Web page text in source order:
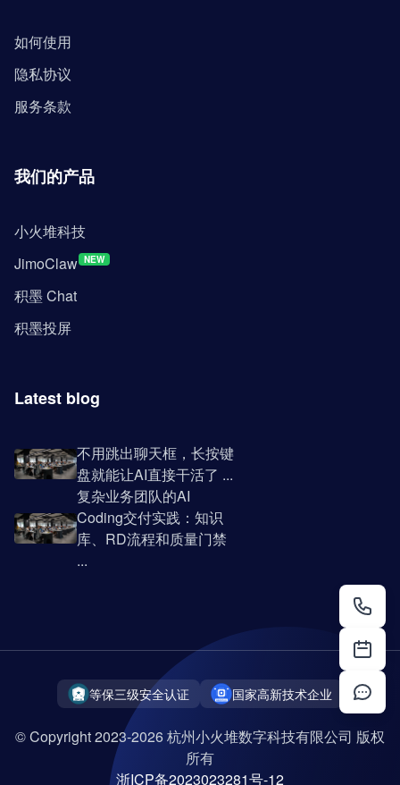
如何使用
隐私协议
服务条款
我们的产品
小火堆科技
JimoClaw NEW
积墨 Chat
积墨投屏
Latest blog
不用跳出聊天框，长按键
盘就能让AI直接干活了 ...
复杂业务团队的AI
Coding交付实践：知识
库、RD流程和质量门禁
...
等保三级安全认证 国家高新技术企业
© Copyright 2023-2026 杭州小火堆数字科技有限公司 版权
所有
浙ICP备2023023281号-12